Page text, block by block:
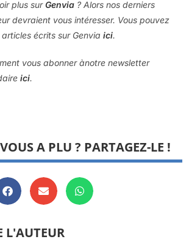
plus surGenvia ? Alors nos derniers
devraient vous intéresser. Vous pouvez
écrits sur Genvia ici.
vous abonner ànotre newsletter
ici.
A PLU ? PARTAGEZ-LE !
L'AUTEUR